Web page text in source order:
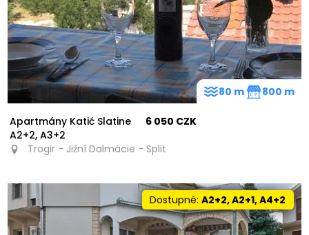
Apartmány Katić Slatine
A2+2, A3+2
6 050 CZK
Trogir - Jižní Dalmácie - Split
80 m 800 m
Dostupné:A2+2, A2+1, A4+2